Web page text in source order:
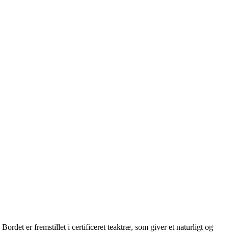
er fremstillet i certificeret teaktræ, som giver et naturligt og